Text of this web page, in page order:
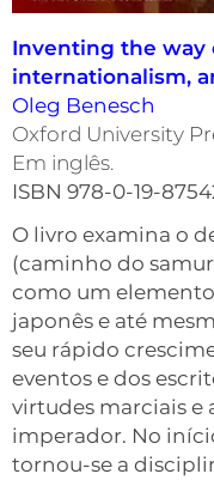
Inventing the way
internationalism,
Oleg Benesch
Oxford University
Em inglês.
ISBN 978-0-19-
O livro examina o
(caminho do
como um
japonês e até
seu rápido
eventos e dos
virtudes marciais e
imperador. No
tornou-se a